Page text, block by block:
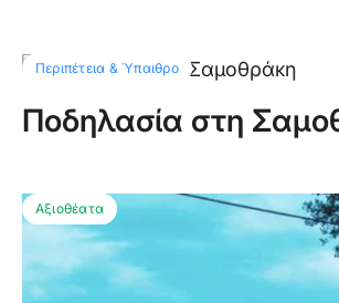
Περιπέτεια & Ύπαιθρο
Ποδηλασία στη
Αξιοθέατα